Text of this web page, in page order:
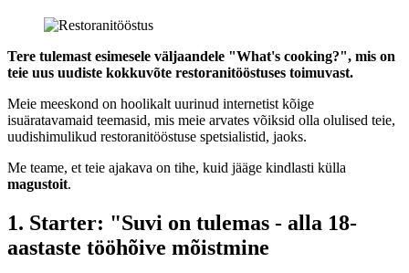
Tere tulemast esimesele väljaandele "What's cooking?", mis on
teie uus uudiste kokkuvõte restoranitööstuses toimuvast.
Meie meeskond on hoolikalt uurinud internetist kõige
isuäratavamaid teemasid, mis meie arvates võiksid olla olulised teie,
uudishimulikud restoranitööstuse spetsialistid, jaoks.
Me teame, et teie ajakava on tihe, kuid jääge kindlasti külla
magustoit.
1. Starter: "Suvi on tulemas - alla 18-
aastaste tööhõive mõistmine